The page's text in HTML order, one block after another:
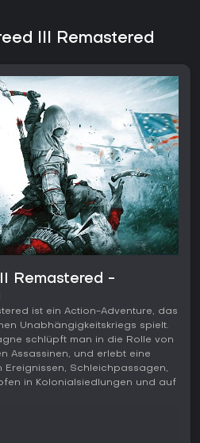
III Remastered
Remastered -
ist ein Action-Adventure, das
Unabhängigkeitskriegs spielt.
schlüpft man in die Rolle von
Assassinen, und erlebt eine
Ereignissen, Schleichpassagen,
in Kolonialsiedlungen und auf